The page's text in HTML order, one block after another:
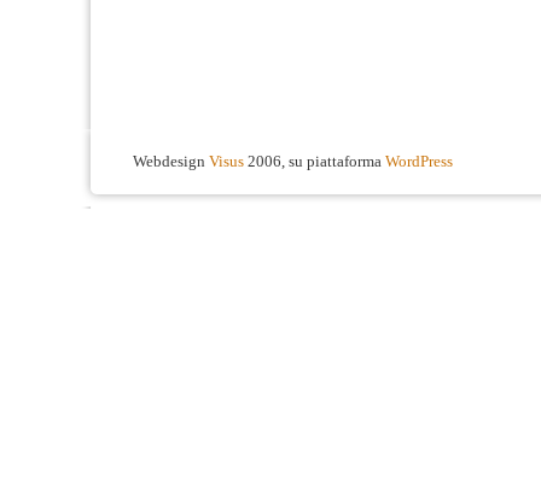
Webdesign Visus 2006, su piattaforma WordPress